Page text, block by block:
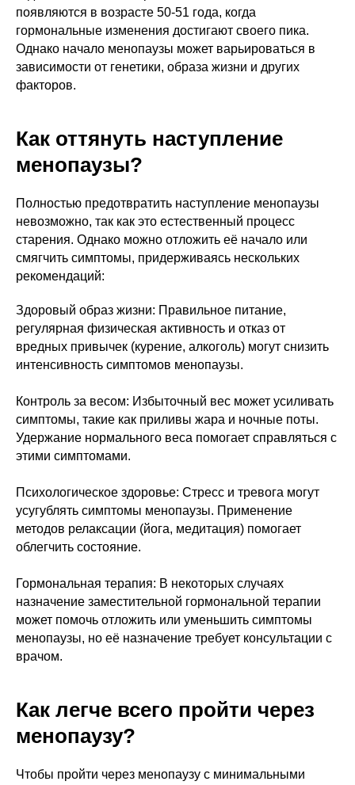
появляются в возрасте 50-51 года, когда
гормональные изменения достигают своего пика.
Однако начало менопаузы может варьироваться в
зависимости от генетики, образа жизни и других
факторов.
Как оттянуть наступление
менопаузы?
Полностью предотвратить наступление менопаузы
невозможно, так как это естественный процесс
старения. Однако можно отложить её начало или
смягчить симптомы, придерживаясь нескольких
рекомендаций:
Здоровый образ жизни: Правильное питание,
регулярная физическая активность и отказ от
вредных привычек (курение, алкоголь) могут снизить
интенсивность симптомов менопаузы.
Контроль за весом: Избыточный вес может усиливать
симптомы, такие как приливы жара и ночные поты.
Удержание нормального веса помогает справляться с
этими симптомами.
Психологическое здоровье: Стресс и тревога могут
усугублять симптомы менопаузы. Применение
методов релаксации (йога, медитация) помогает
облегчить состояние.
Гормональная терапия: В некоторых случаях
назначение заместительной гормональной терапии
может помочь отложить или уменьшить симптомы
менопаузы, но её назначение требует консультации с
врачом.
Как легче всего пройти через
менопаузу?
Чтобы пройти через менопаузу с минимальными